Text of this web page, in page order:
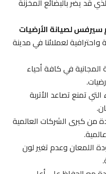
قد يضر بالبضائع المخزنة
لصيانة الأرضيات
لعملائنا في مدينة
في كافة أحياء
تمنع تصاعد الأتربة
كبرى الشركات العالمية
وعدم تغير لون